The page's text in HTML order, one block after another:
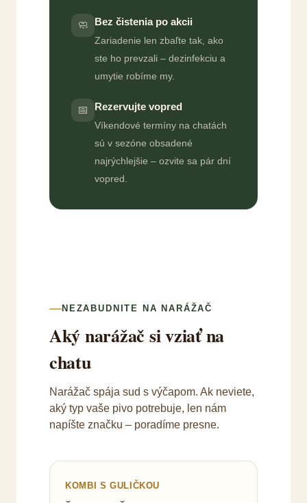
🧼 Bez čistenia po akcii
Zariadenie len zbaľte tak, ako
ste ho prevzali – dezinfekciu a
umytie robíme my.
📅 Rezervujte vopred
Víkendové termíny na chatách
sú v sezóne obsadené
najrýchlejšie – ozvite sa pár dní
vopred.
NEZABUDNITE NA NARÁŽAČ
Aký narážač si vziať na
chatu
Narážač spája sud s výčapom. Ak neviete,
aký typ vaše pivo potrebuje, len nám
napíšte značku – poradíme presne.
KOMBI S GULIČKOU